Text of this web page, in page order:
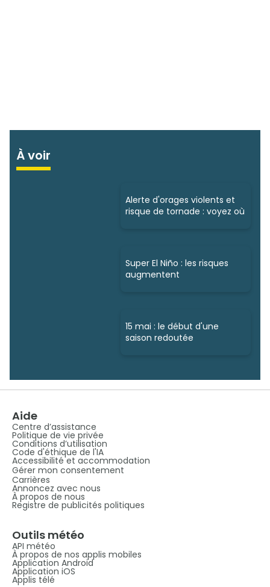
À voir
Alerte d'orages violents et
risque de tornade : voyez où
Super El Niño : les risques
augmentent
15 mai : le début d'une
saison redoutée
Aide
Centre d’assistance
Politique de vie privée
Conditions d’utilisation
Code d'éthique de l'IA
Accessibilité et accommodation
Gérer mon consentement
Carrières
Annoncez avec nous
À propos de nous
Registre de publicités politiques
Outils météo
API météo
À propos de nos applis mobiles
Application Android
Application iOS
Applis télé